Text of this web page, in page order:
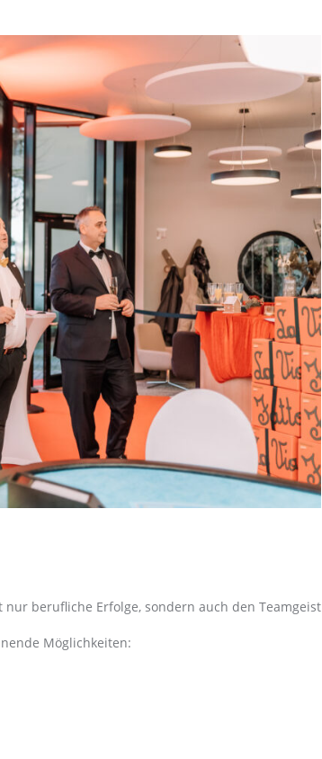
berufliche Erfolge, sondern auch den Teamgeist
Möglichkeiten: